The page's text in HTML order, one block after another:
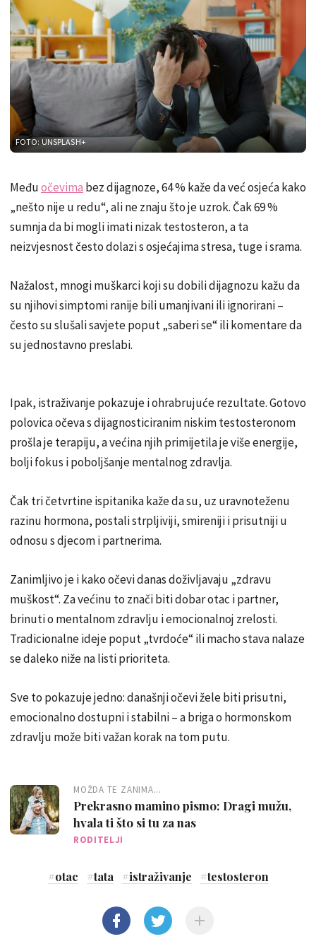
FOTO: UNSPLASH+
Međuočevima bez dijagnoze, 64 % kaže da već osjeća kako
„nešto nije u redu“, ali ne znaju što je uzrok. Čak 69 %
sumnja da bi mogli imati nizak testosteron, a ta
neizvjesnost često dolazi s osjećajima stresa, tuge i srama.
Nažalost, mnogi muškarci koji su dobili dijagnozu kažu da
su njihovi simptomi ranije bili umanjivani ili ignorirani –
često su slušali savjete poput „saberi se“ ili komentare da
su jednostavno preslabi.
Ipak, istraživanje pokazuje i ohrabrujuće rezultate. Gotovo
polovica očeva s dijagnosticiranim niskim testosteronom
prošla je terapiju, a većina njih primijetila je više energije,
bolji fokus i poboljšanje mentalnog zdravlja.
Čak tri četvrtine ispitanika kaže da su, uz uravnoteženu
razinu hormona, postali strpljiviji, smireniji i prisutniji u
odnosu s djecom i partnerima.
Zanimljivo je i kako očevi danas doživljavaju „zdravu
muškost“. Za većinu to znači biti dobar otac i partner,
brinuti o mentalnom zdravlju i emocionalnoj zrelosti.
Tradicionalne ideje poput „tvrdoće“ ili macho stava nalaze
se daleko niže na listi prioriteta.
Sve to pokazuje jedno: današnji očevi žele biti prisutni,
emocionalno dostupni i stabilni – a briga o hormonskom
zdravlju može biti važan korak na tom putu.
MOŽDA TE ZANIMA...
Prekrasno mamino pismo: Dragi mužu,
hvala ti što si tu za nas
RODITELJI
#otac #tata #istraživanje #testosteron